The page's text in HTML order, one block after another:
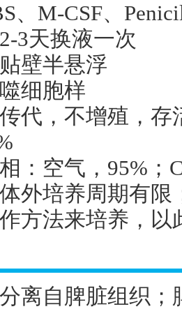
、 M-CSF、
2-3天换液一次
壁半悬浮
细胞样
代，不增殖，存
：空气， 95% ；
外培养周期有
方法来培养，
离自脾脏组织